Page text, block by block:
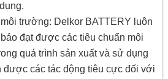
trường: Delkor BATTERY luôn
đạt được các tiêu chuẩn môi
quá trình sản xuất và sử dụng
được các tác động tiêu cực đối với